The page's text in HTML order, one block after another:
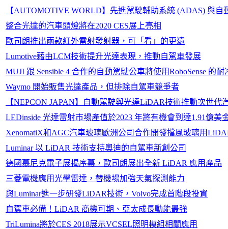
【AUTOMOTIVE WORLD】先進駕駛輔助系統 (ADAS) 與
整合光達的汽車頭燈將在2020 CES展上亮相
歐司朗推出兩款紅外雷射發射器，可「看」的更遠
Lumotive藉由LCM技術提升光達表現，推動自駕車發展
MUJI 跟 Sensible 4 合作的自動駕駛公車將使用RoboSense 的耐
Waymo 開始販售光達產品，但排除自駕車競爭者
【NEPCON JAPAN】自動駕駛與光達LiDAR技術推動次世代
LEDinside 光達雷射市場產值於2023 年將有機會到達1.91億美
XenomatiX和AGC汽車玻璃歐洲公司合作開發擋風玻璃用
Luminar 以 LiDAR 技術支持奧迪的自駕車新創公司
德國慕尼克電子展揭序幕，歐司朗展出全新 LiDAR 應用產品
三菱電機應用光學雷達，替機場加強天氣探測能力
與Luminar進一步研發LiDAR技術，Volvo完成首階段投資
自駕車必備！LiDAR 商機可期、亞太成長動能最強
TriLumina將於CES 2018展示VCSEL照明模組相關應用